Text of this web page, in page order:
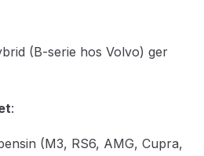
(B-serie hos Volvo) ger
:
(M3, RS6, AMG, Cupra,